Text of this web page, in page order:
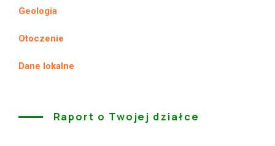
Geologia
Otoczenie
Dane lokalne
Raport o Twojej działce